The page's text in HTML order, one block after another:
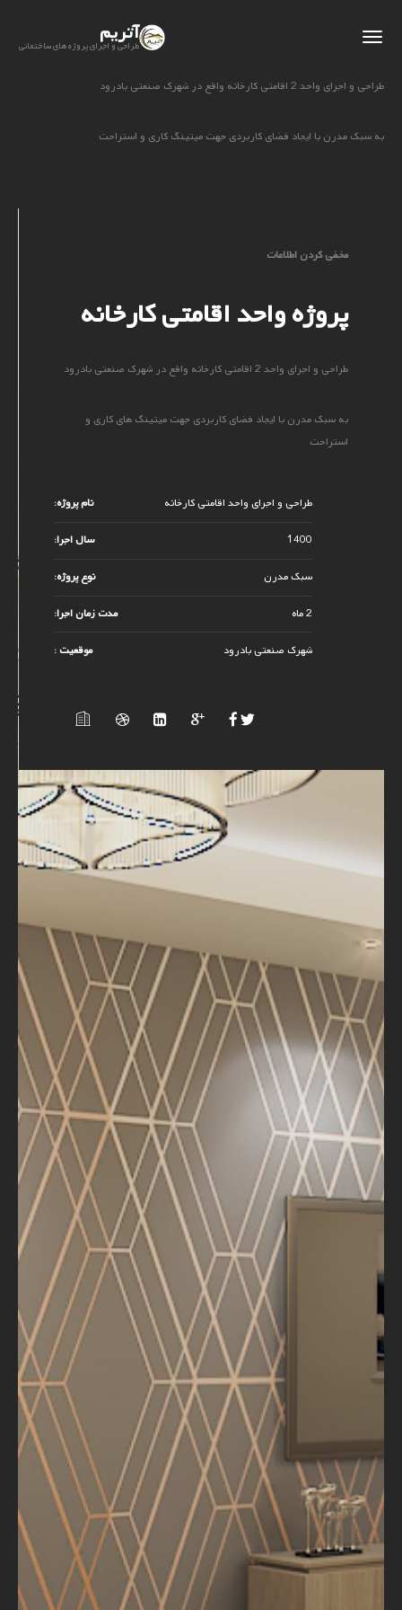
آتریم
طراحی و اجرای پروژه های ساختمانی
طراحی و اجرای واحد 2 اقامتی کارخانه واقع در شهرک صنعتی بادرود
به سبک مدرن با ایجاد فضای کاربردی جهت میتینگ کاری و استراحت
مخفی کردن اطلاعات
پروژه واحد اقامتی کارخانه
طراحی و اجرای واحد 2 اقامتی کارخانه واقع در شهرک صنعتی بادرود
به سبک مدرن با ایجاد فضای کاربردی جهت میتینگ های کاری و
استراحت
نام پروژه: طراحی و اجرای واحد اقامتی کارخانه
سال اجرا: 1400
نوع پروژه: سبک مدرن
مدت زمان اجرا: 2 ماه
موقعیت : شهرک صنعتی بادرود